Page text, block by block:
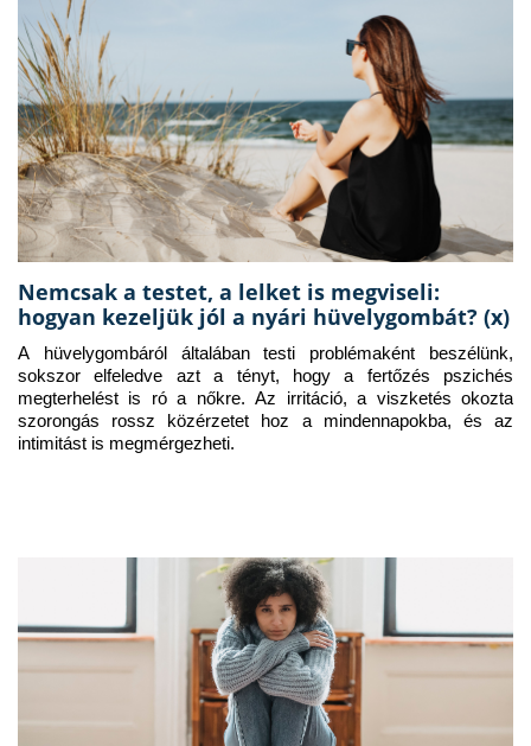
Nemcsak a testet, a lelket is megviseli:
hogyan kezeljük jól a nyári hüvelygombát? (x)
A hüvelygombáról általában testi problémaként beszélünk,
sokszor elfeledve azt a tényt, hogy a fertőzés pszichés
megterhelést is ró a nőkre. Az irritáció, a viszketés okozta
szorongás rossz közérzetet hoz a mindennapokba, és az
intimitást is megmérgezheti.